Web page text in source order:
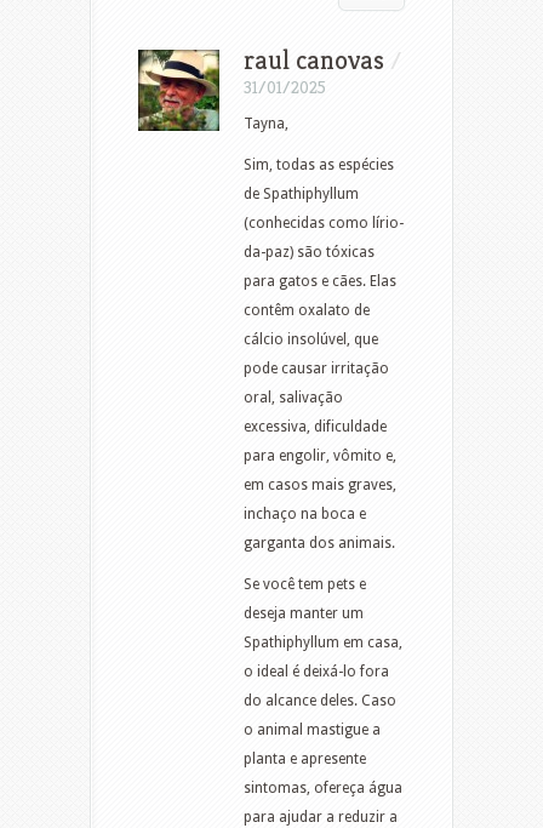
raul canovas /
31/01/2025
Tayna,
Sim, todas as espécies
de Spathiphyllum
(conhecidas como lírio-
da-paz) são tóxicas
para gatos e cães. Elas
contêm oxalato de
cálcio insolúvel, que
pode causar irritação
oral, salivação
excessiva, dificuldade
para engolir, vômito e,
em casos mais graves,
inchaço na boca e
garganta dos animais.
Se você tem pets e
deseja manter um
Spathiphyllum em casa,
o ideal é deixá-lo fora
do alcance deles. Caso
o animal mastigue a
planta e apresente
sintomas, ofereça água
para ajudar a reduzir a